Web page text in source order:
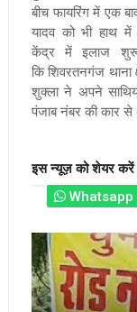
बीच फायरिंग में एक
यादव को भी हाथ में
केंद्र में इलाज शुरू
किशिवरतनगंज
शुक्ला ने अपने
पंजाब नंबर की कार
इस न्यूज़ को शेयर करें
Whatsapp